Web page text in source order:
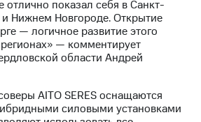
отлично показал себя в Санкт-
и Нижнем Новгороде. Открытие
— логичное развитие этого
— комментирует
области Андрей
AITO SERES оснащаются
силовыми установками